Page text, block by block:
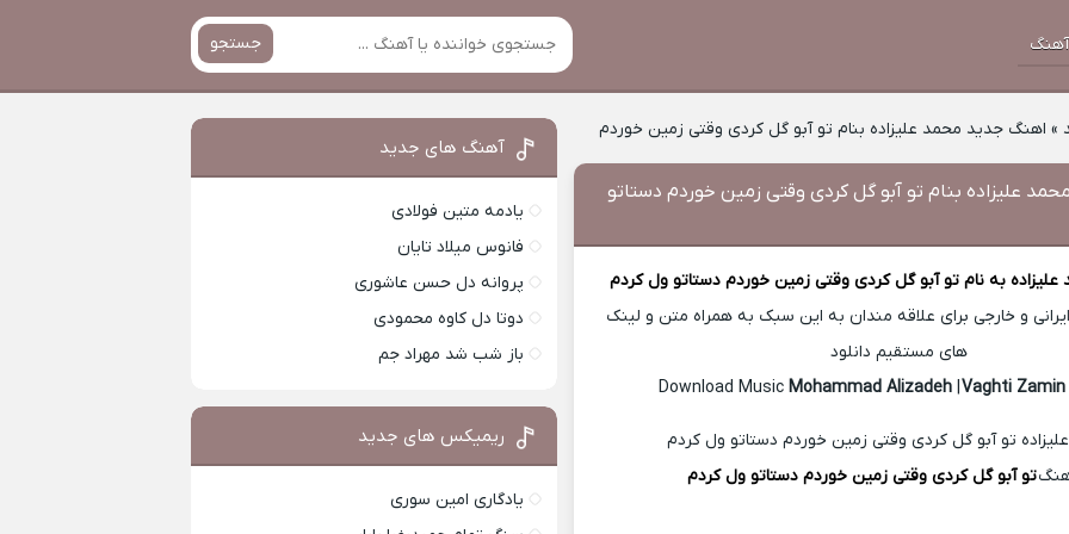
جستجو
» اهنگ جدید محمد علیزاده بنام تو آبو گل کردی وقتی زمین خوردم
علیزاده بنام تو آبو گل کردی وقتی زمین خوردم دستاتو
به نام تو آبو گل کردی وقتی زمین خوردم دستاتو ول کردم
و خارجی برای علاقه مندان به این سبک به همراه متن و لینک
های مستقیم دانلود
Mohammad Alizadeh|Vaghti
تو آبو گل کردی وقتی زمین خوردم دستاتو ول کردم
آهنگ های جدید
یادمه متین فولادی
فانوس میلاد تایان
پروانه دل حسن عاشوری
دوتا دل کاوه محمودی
باز شب شد مهراد جم
ریمیکس های جدید
یادگاری امین سوری